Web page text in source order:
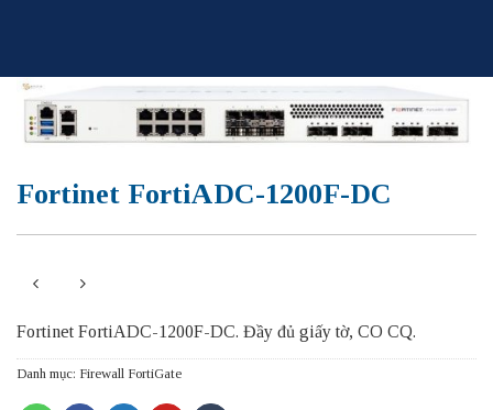
Fortinet FortiADC-1200F-DC
Fortinet FortiADC-1200F-DC. Đầy đủ giấy tờ, CO CQ.
Danh mục: Firewall FortiGate